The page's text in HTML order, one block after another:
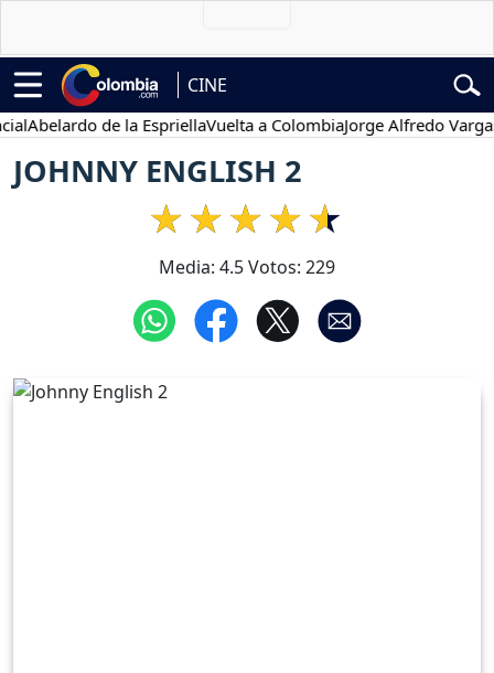
CINE
de la EspriellaVuelta a ColombiaJorge Alfredo Vargas
JOHNNY ENGLISH 2
Media: 4.5Votos: 229